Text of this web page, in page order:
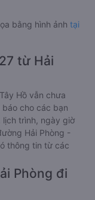
bằng hình ảnh tại
từ Hải
Hồ vẫn chưa
cho các bạn
trình, ngày giờ
Hải Phòng -
thông tin từ các
Phòng đi